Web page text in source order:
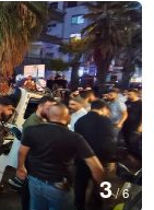
4/6